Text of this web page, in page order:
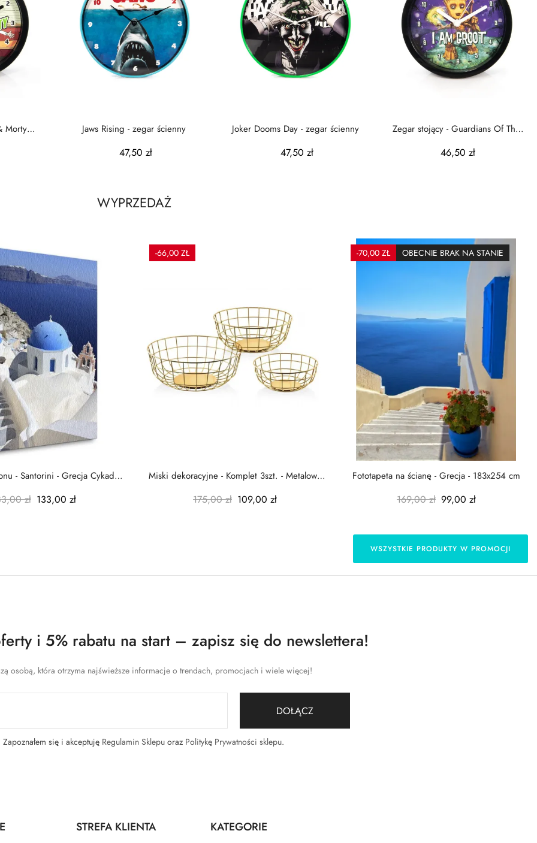
Morty Jaws Rising - zegar ścienny
47,50 zł
Joker Dooms Day - zegar ścienny
47,50 zł
Zegar stojący - Guardians Of The
46,50 zł
WYPRZEDAŻ
- Santorini - Grecja Cykady
zł 133,00 zł
-66,00 ZŁ
Miski dekoracyjne - Komplet 3szt. - Metalowe
175,00 zł 109,00 zł
-70,00 ZŁ OBECNIE BRAK NA STANIE
Fototapeta na ścianę - Grecja - 183x254 cm
169,00 zł 99,00 zł
WSZYSTKIE PRODUKTY W PROMOCJI
i 5% rabatu na start – zapisz się do newslettera!
osobą, która otrzyma najświeższe informacje o trendach, promocjach i wiele więcej!
DOŁĄCZ
Zapoznałem się i akceptuję Regulamin Sklepuoraz Politykę Prywatności sklepu.
STREFA KLIENTA KATEGORIE